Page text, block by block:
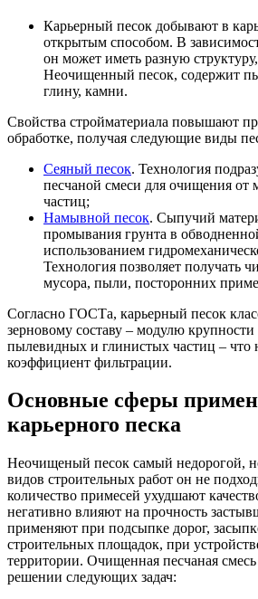
Карьерный песок добывают в
открытым способом. В
он может иметь разную
Неочищенный песок, содержит
глину, камни.
Свойства стройматериала повышают
обработке, получая следующие виды
Сеяный песок. Технология
песчаной смеси для очищения от
частиц;
Намывной песок. Сыпучий
промывания грунта в
использованием
Технология позволяет получать
мусора, пыли, посторонних
Согласно ГОСТа, карьерный песок
зерновому составу – модулю
пылевидных и глинистых частиц – что
коэффициент фильтрации.
Основные сферы
карьерного песка
Неочищеный песок самый недорогой,
видов строительных работ он не
количество примесей ухудшают
негативно влияют на прочность
применяют при подсыпке дорог,
строительных площадок, при
территории. Очищенная песчаная смесь
решении следующих задач: